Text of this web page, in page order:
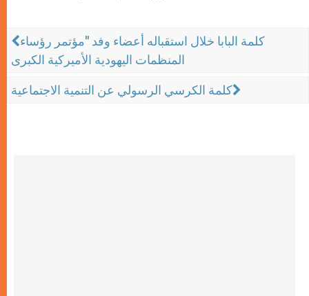
كلمة البابا خلال استقباله أعضاء وفد "مؤتمر رؤساء
المنظمات اليهودية الأميركية الكبرى
كلمة الكرسي الرسولي عن التنمية الاجتماعية